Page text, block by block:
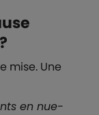
mise. Une
en nue-